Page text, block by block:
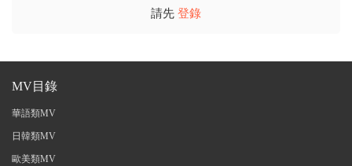
請先 登錄
MV目錄
華語類MV
日韓類MV
歐美類MV